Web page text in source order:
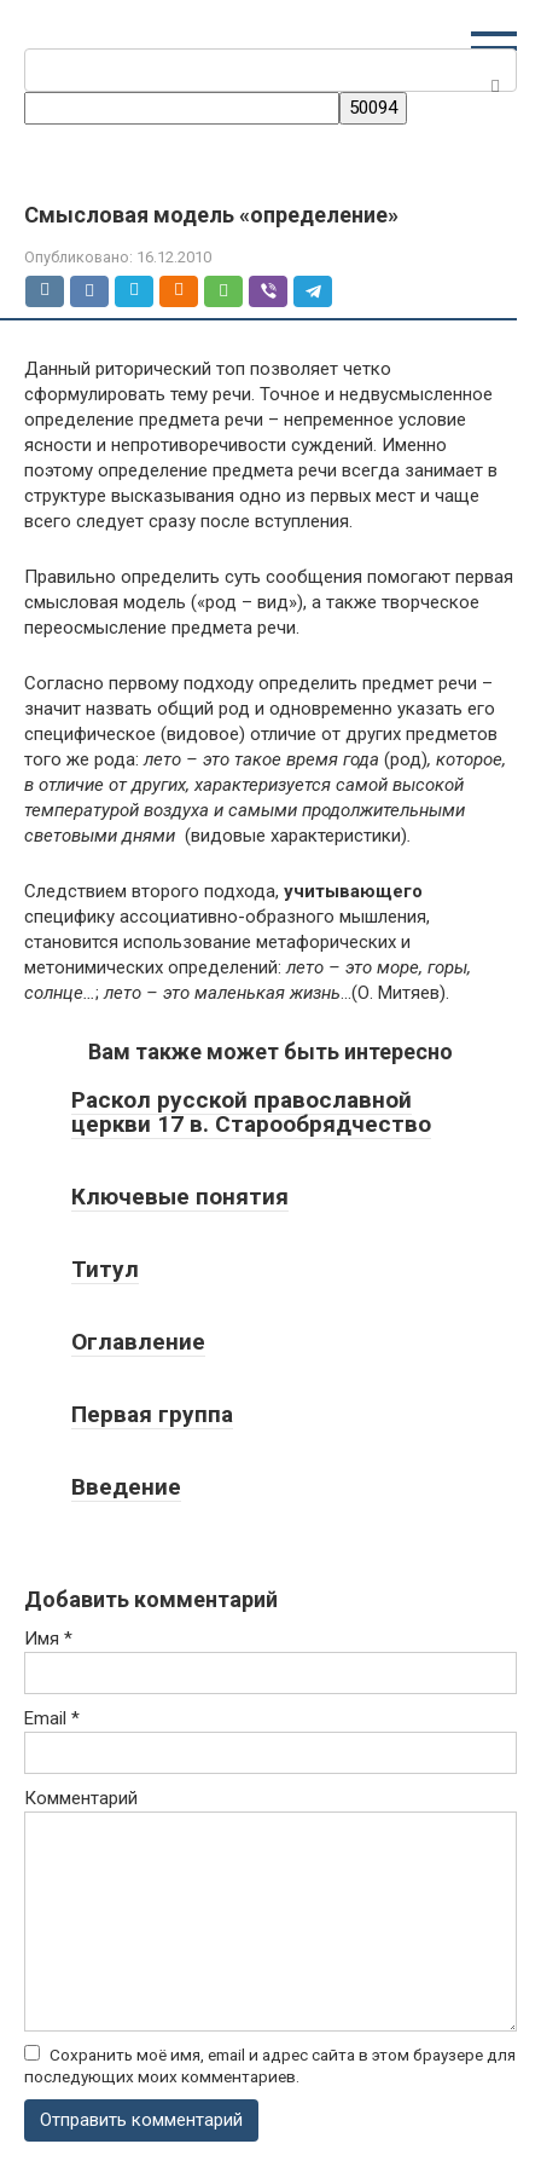
Смысловая модель «определение»
Опубликовано: 16.12.2010
Данный риторический топ позволяет четко
сформулировать тему речи. Точное и недвусмысленное
определение предмета речи – непременное условие
ясности и непротиворечивости суждений. Именно
поэтому определение предмета речи всегда занимает в
структуре высказывания одно из первых мест и чаще
всего следует сразу после вступления.
Правильно определить суть сообщения помогают первая
смысловая модель («род – вид»), а также творческое
переосмысление предмета речи.
Согласно первому подходу определить предмет речи –
значит назвать общий род и одновременно указать его
специфическое (видовое) отличие от других предметов
того же рода:лето – это такое время года (род), которое,
в отличие от других, характеризуется самой высокой
температурой воздуха и самыми продолжительными
световыми днями (видовые характеристики).
Следствием второго подхода, учитывающего
специфику ассоциативно-образного мышления,
становится использование метафорических и
метонимических определений:лето – это море, горы,
солнце…;лето – это маленькая жизнь…(О. Митяев).
Вам также может быть интересно
Раскол русской православной
церкви 17 в. Старообрядчество
Ключевые понятия
Титул
Оглавление
Первая группа
Введение
Добавить комментарий
Имя *
Email *
Комментарий
Сохранить моё имя, email и адрес сайта в этом браузере для
последующих моих комментариев.